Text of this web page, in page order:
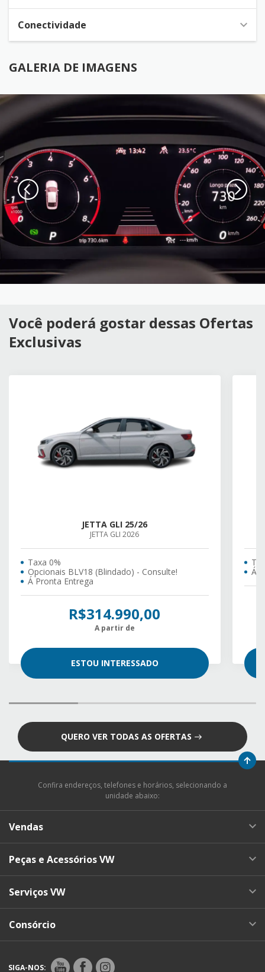
Conectividade
GALERIA DE IMAGENS
Você poderá gostar dessas Ofertas
Exclusivas
JETTA GLI 25/26
JETTA GLI 2026
Taxa 0%
Opcionais BLV18 (Blindado) - Consulte!
Á Pronta Entrega
R$314.990,00
A partir de
ESTOU INTERESSADO
Á
QUERO VER TODAS AS OFERTAS
Confira endereços, telefones e horários, selecionando a
unidade abaixo:
Vendas
Peças e Acessórios VW
Serviços VW
Consórcio
SIGA-NOS: